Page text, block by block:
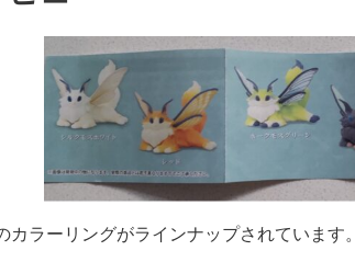
カラーリングがラインナップされています。